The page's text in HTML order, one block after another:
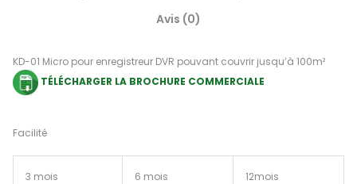
Avis (0)
KD-01 Micro pour enregistreur DVR pouvant couvrir jusqu’à 100m²
TÉLÉCHARGER LA BROCHURE COMMERCIALE
Facilité
3 mois 6 mois 12mois